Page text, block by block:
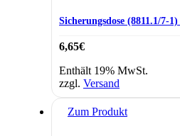
Sicherungsdose (8811.1/7-
6,65€
Enthält 19% MwSt.
zzgl. Versand
Zum Produkt